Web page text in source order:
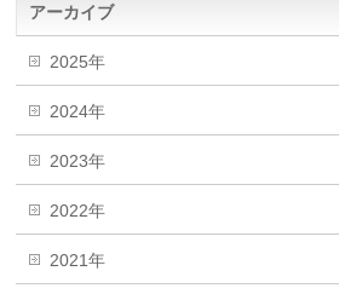
アーカイブ
2025年
2024年
2023年
2022年
2021年